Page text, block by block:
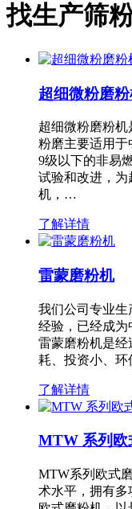
找生产筛
超细微粉磨
超细微粉磨粉
粉磨主要适用于
9级以下的非易
试验和改进，
机，…
了解详情
雷蒙磨粉机
我们公司专业生
经验，已经成为
雷蒙磨粉机是经
耗、投资小、
了解详情
MTW 系列欧
MTW系列欧式
术水平，拥有